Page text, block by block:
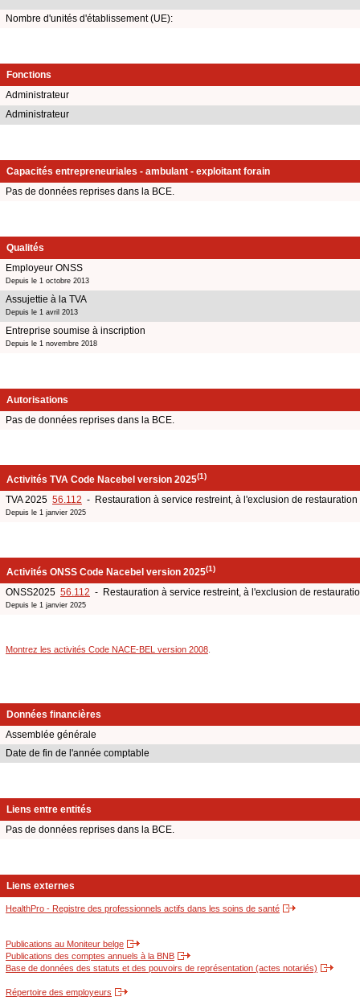
Nombre d'unités d'établissement (UE):
Fonctions
Administrateur
Administrateur
Capacités entrepreneuriales - ambulant - exploitant forain
Pas de données reprises dans la BCE.
Qualités
Employeur ONSS
Depuis le 1 octobre 2013
Assujettie à la TVA
Depuis le 1 avril 2013
Entreprise soumise à inscription
Depuis le 1 novembre 2018
Autorisations
Pas de données reprises dans la BCE.
Activités TVA Code Nacebel version 2025(1)
TVA 2025 56.112 - Restauration à service restreint, à l'exclusion de
Depuis le 1 janvier 2025
Activités ONSS Code Nacebel version 2025(1)
ONSS2025 56.112 - Restauration à service restreint, à l'exclusion de
Depuis le 1 janvier 2025
Montrez les activités Code NACE-BEL version 2008
Données financières
Assemblée générale
Date de fin de l'année comptable
Liens entre entités
Pas de données reprises dans la BCE.
Liens externes
HealthPro - Registre des professionnels actifs dans les soins de santé
Publications au Moniteur belge
Publications des comptes annuels à la BNB
Base de données des statuts et des pouvoirs de représentation (actes notariés)
Répertoire des employeurs